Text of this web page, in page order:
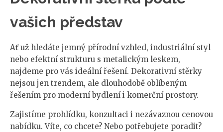
vašich představ
Ať už hledáte jemný přírodní vzhled, industriální styl
nebo efektní strukturu s metalickým leskem,
najdeme pro vás ideální řešení. Dekorativní stěrky
nejsou jen trendem, ale dlouhodobě oblíbeným
řešením pro moderní bydlení i komerční prostory.
Zajistíme prohlídku, konzultaci i nezávaznou cenovou
nabídku. Víte, co chcete? Nebo potřebujete poradit?